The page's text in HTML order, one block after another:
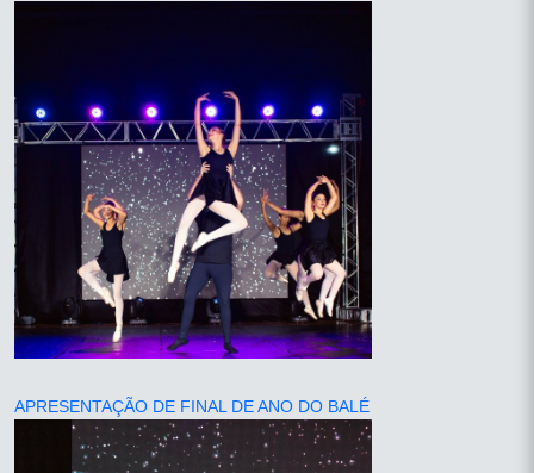
APRESENTAÇÃO DE FINAL DE ANO DO BALÉ